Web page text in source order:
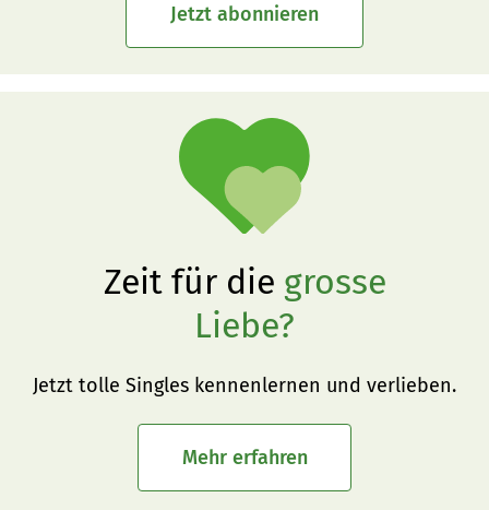
Jetzt abonnieren
Zeit für die grosse
Liebe?
Jetzt tolle Singles kennenlernen und verlieben.
Mehr erfahren